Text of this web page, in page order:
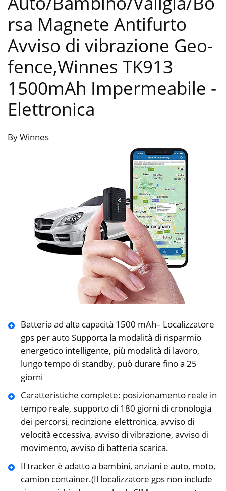
rsa Magnete Antifurto
Avviso di vibrazione Geo-
fence,Winnes TK913
1500mAh Impermeabile -
Elettronica
By Winnes
Batteria ad alta capacità 1500 mAh– Localizzatore
gps per auto Supporta la modalità di risparmio
energetico intelligente, più modalità di lavoro,
lungo tempo di standby, può durare fino a 25
giorni
Caratteristiche complete: posizionamento reale in
tempo reale, supporto di 180 giorni di cronologia
dei percorsi, recinzione elettronica, avviso di
velocità eccessiva, avviso di vibrazione, avviso di
movimento, avviso di batteria scarica.
Il tracker è adatto a bambini, anziani e auto, moto,
camion container.(Il localizzatore gps non include